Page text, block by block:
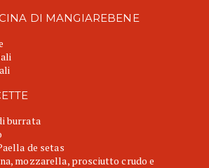
DI MANGIAREBENE
burrata
de setas
mozzarella, prosciutto crudo e